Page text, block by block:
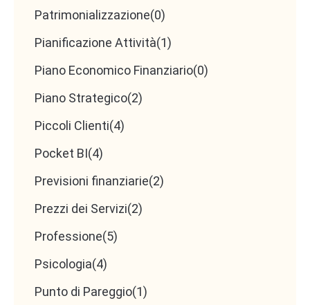
Patrimonializzazione(0)
Pianificazione Attività(1)
Piano Economico Finanziario(0)
Piano Strategico(2)
Piccoli Clienti(4)
Pocket BI(4)
Previsioni finanziarie(2)
Prezzi dei Servizi(2)
Professione(5)
Psicologia(4)
Punto di Pareggio(1)